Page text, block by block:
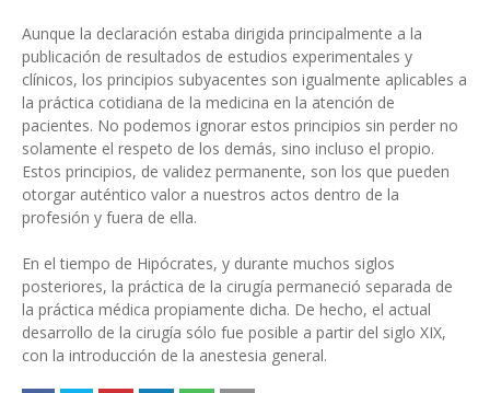
Aunque la declaración estaba dirigida principalmente a la
publicación de resultados de estudios experimentales y
clínicos, los principios subyacentes son igualmente aplicables a
la práctica cotidiana de la medicina en la atención de
pacientes. No podemos ignorar estos principios sin perder no
solamente el respeto de los demás, sino incluso el propio.
Estos principios, de validez permanente, son los que pueden
otorgar auténtico valor a nuestros actos dentro de la
profesión y fuera de ella.
En el tiempo de Hipócrates, y durante muchos siglos
posteriores, la práctica de la cirugía permaneció separada de
la práctica médica propiamente dicha. De hecho, el actual
desarrollo de la cirugía sólo fue posible a partir del siglo XIX,
con la introducción de la anestesia general.